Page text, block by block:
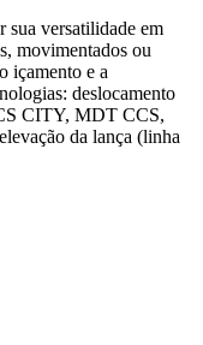
sua versatilidade em
movimentados ou
içamento e a
deslocamento
CITY, MDT CCS,
da lança (linha